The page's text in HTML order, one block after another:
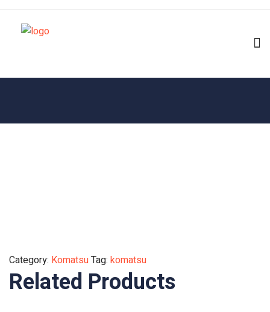
Category: KomatsuTag: komatsu
Related Products